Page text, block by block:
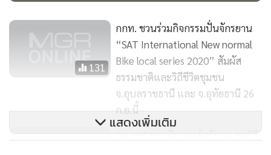
131
กกท. ชวนร่วมกิจกรรมปั่นจักรยาน
“SAT International New normal
Bike local series 2020” สัมผัส
ธรรมชาติและวิถีชีวิตชุมชน
จ.อุบลราชธานี และ จ.อุทัยธานี 26
ก.ย.นี้
"อุบลฯ" ชวนปั่นสองล้อรับลม ชมวิถี
แสดงเพิ่มเติม